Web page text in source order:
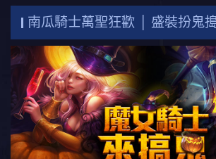
南瓜騎士萬聖狂歡 │ 盛裝扮鬼